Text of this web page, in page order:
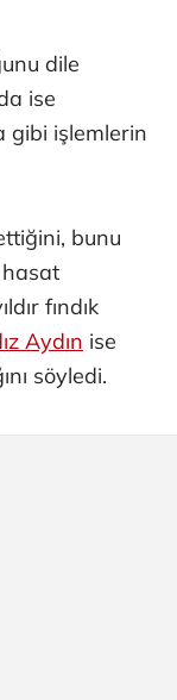
dile
ise
gibi işlemlerin
bunu
fındık
Aydın ise
söyledi.